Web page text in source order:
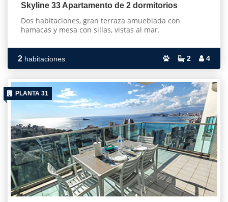
Skyline 33 Apartamento de 2 dormitorios
Dos habitaciones, gran terraza amueblada con
hamacas y mesa con sillas, vistas al mar.
2 habitaciones 2 4
PLANTA 31